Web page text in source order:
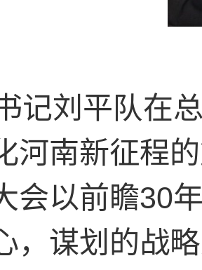
记刘平队在
河南新征程
会以前瞻30
，谋划的战